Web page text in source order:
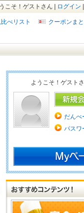
ログイン
こそ！ゲストさん |
クーポンま
比べリスト
ようこそ！ゲストさ
だんべ
パスワ